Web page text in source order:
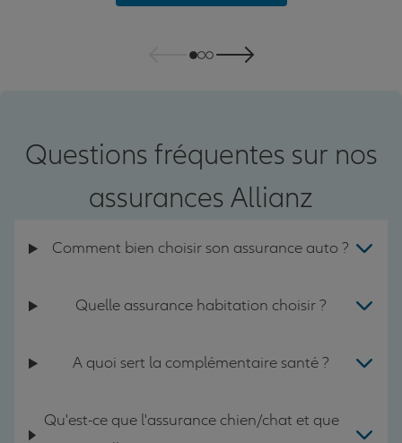
Questions fréquentes sur nos
assurances Allianz
Comment bien choisir son assurance auto ?
Quelle assurance habitation choisir ?
A quoi sert la complémentaire santé ?
Qu'est-ce que l'assurance chien/chat et que